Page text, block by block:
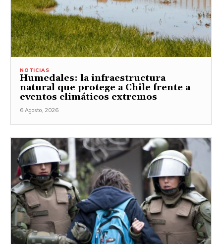
NOTICIAS
Humedales: la infraestructura
natural que protege a Chile frente a
eventos climáticos extremos
6 Agosto, 2026